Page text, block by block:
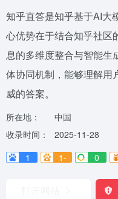
知乎直答是知乎基于AI大
心优势在于结合知乎社区
息的多维度整合与智能生
体协同机制，能够理解用
威的答案。
所在地：
中国
收录时间：
2025-11-28
1
1- 0